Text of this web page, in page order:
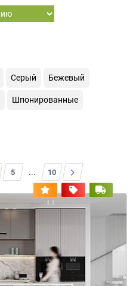
Серый Бежевый
Шпонированные
5 ... 10
>